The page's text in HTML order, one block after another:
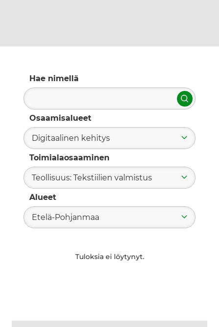
Hae nimellä
Hae
Osaamisalueet
Digitaalinen kehitys
Toimialaosaaminen
Teollisuus: Tekstiilien valmistus
Alueet
Etelä-Pohjanmaa
Tuloksia ei löytynyt.